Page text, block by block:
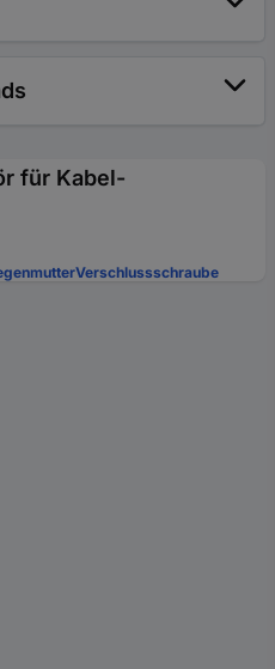
für Kabel-
Verschlussschraube